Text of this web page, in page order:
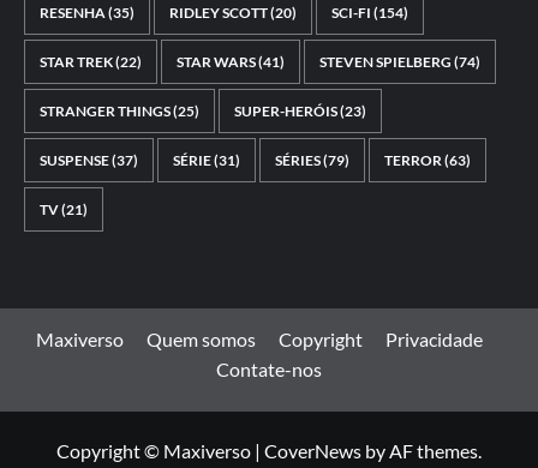
RESENHA(35) RIDLEY SCOTT(20) SCI-FI (154)
STAR TREK(22) STAR WARS(41) STEVEN SPIELBERG (74)
STRANGER THINGS(25) SUPER-HERÓIS(23)
SUSPENSE(37) SÉRIE(31) SÉRIES(79) TERROR(63)
TV(21)
Maxiverso Quem somos Copyright
Privacidade
Contate-nos
Copyright © Maxiverso | CoverNews by AF themes.